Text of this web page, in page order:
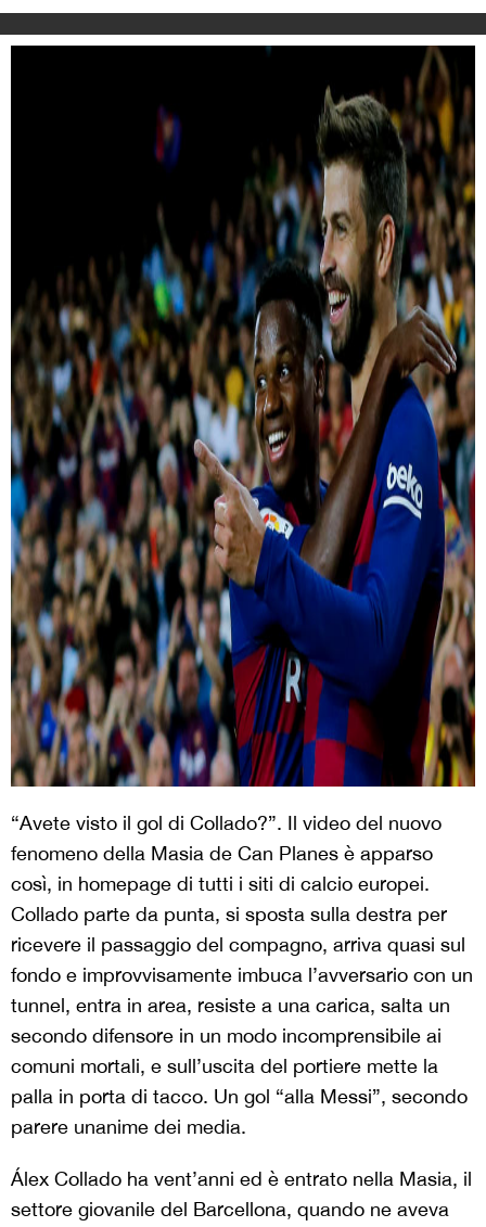
“Avete visto il gol di Collado?”. Il video del nuovo
fenomeno della Masia de Can Planes è apparso
così, in homepage di tutti i siti di calcio europei.
Collado parte da punta, si sposta sulla destra per
ricevere il passaggio del compagno, arriva quasi sul
fondo e improvvisamente imbuca l’avversario con un
tunnel, entra in area, resiste a una carica, salta un
secondo difensore in un modo incomprensibile ai
comuni mortali, e sull’uscita del portiere mette la
palla in porta di tacco. Un gol “alla Messi”, secondo
parere unanime dei media.
Álex Collado ha vent’anni ed è entrato nella Masia, il
settore giovanile del Barcellona, quando ne aveva